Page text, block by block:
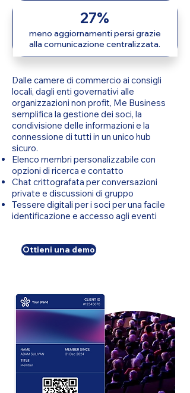
27%
meno aggiornamenti persi grazie
alla comunicazione centralizzata.
Dalle camere di commercio ai consigli
locali, dagli enti governativi alle
organizzazioni non profit, Me Business
semplifica la gestione dei soci, la
condivisione delle informazioni e la
connessione di tutti in un unico hub
sicuro.
Elenco membri personalizzabile con
opzioni di ricerca e contatto
Chat crittografata per conversazioni
private e discussioni di gruppo
Tessere digitali per i soci per una facile
identificazione e accesso agli eventi
Ottieni una demo